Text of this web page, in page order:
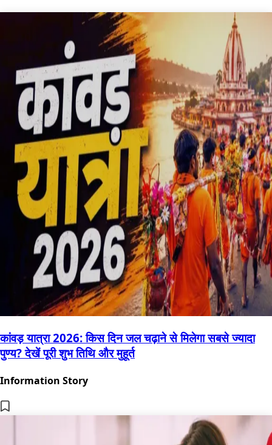
कांवड़ यात्रा 2026: किस दिन जल चढ़ाने से मिलेगा सबसे ज्यादा
पुण्य? देखें पूरी शुभ तिथि और मुहूर्त
Information Story